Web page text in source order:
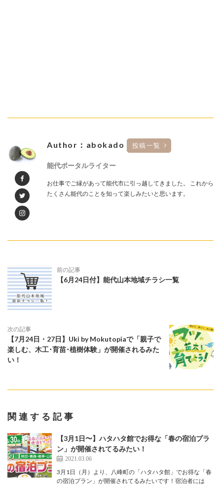
Author：abokado 投稿一覧
能代ポータルライター
お仕事でご縁があって能代市に引っ越してきました。 これから
たくさん能代のことを知って楽しみたいと思います。
前の記事
【6月24日付】能代山本地域チラシ一覧
次の記事
【7月24日・27日】Uki by Mokutopiaで「親子で
楽しむ、木工･育苗･植樹体験」が開催されるみた
い！
関連する記事
【3月1日〜】ハタハタ館でお得な「春の宿泊プラ
ン」が開催されてるみたい！
2021.03.06
3月1日（月）より、八峰町の「ハタハタ館」でお得な「春
の宿泊プラン」が開催されてるみたいです！宿泊者には